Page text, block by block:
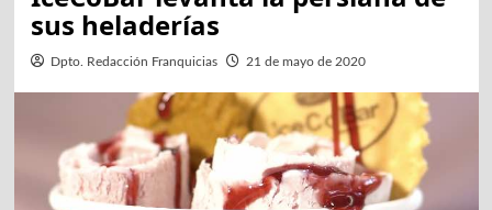
sus heladerías
Dpto. Redacción Franquicias 21 de mayo de 2020